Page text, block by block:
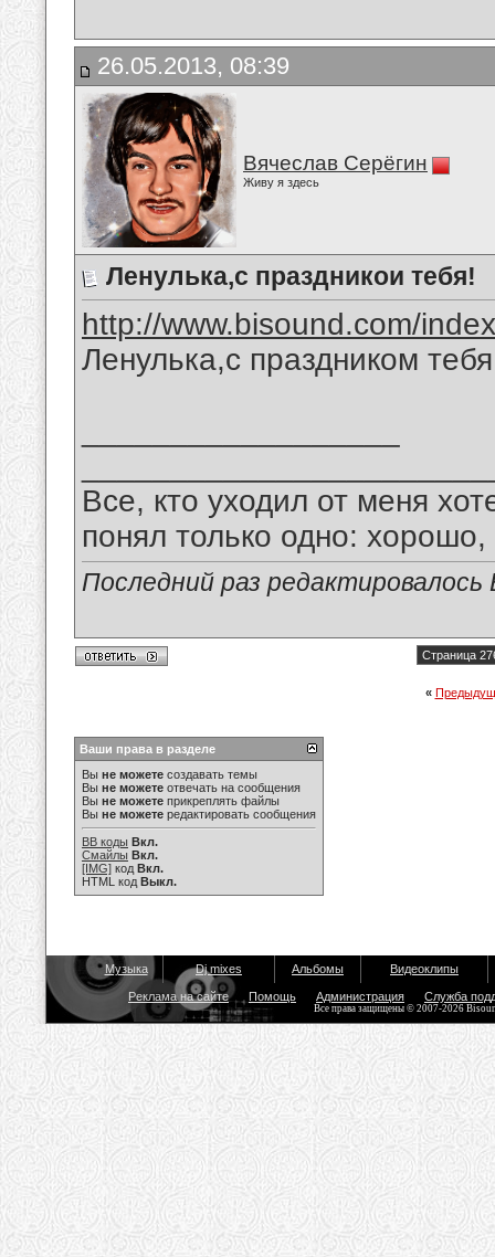
26.05.2013, 08:39
Вячеслав Серёгин
Живу я здесь
Ленулька,с праздникои тебя!
http://www.bisound.com/
Ленулька,с праздником
Все, кто уходил от меня
понял только одно:
Последний раз
Страница
«
Ваши права в разделе
Вы не можете создавать темы
Вы не можете отвечать на сообщения
Вы не можете прикреплять файлы
Вы не можете редактировать сообщения
BB коды Вкл.
Смайлы Вкл.
[IMG] код Вкл.
HTML код Выкл.
Музыка Dj mixes Альбомы Видеоклипы
Реклама на сайте Помощь Администрация Служба
Все права защищены © 2007-2026